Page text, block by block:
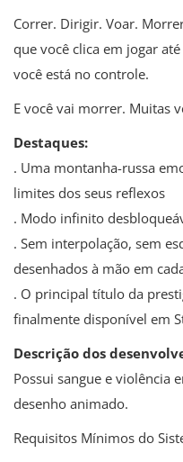
Correr. Dirigir. Voar.
que você clica em jogar
você está no controle.
E você vai morrer. Muitas
Destaques:
. Uma montanha-russa
limites dos seus reflexos
. Modo infinito
. Sem interpolação, sem
desenhados à mão em
. O principal título da
finalmente disponível em
Descrição dos
Possui sangue e violência
desenho animado.
Requisitos Mínimos do